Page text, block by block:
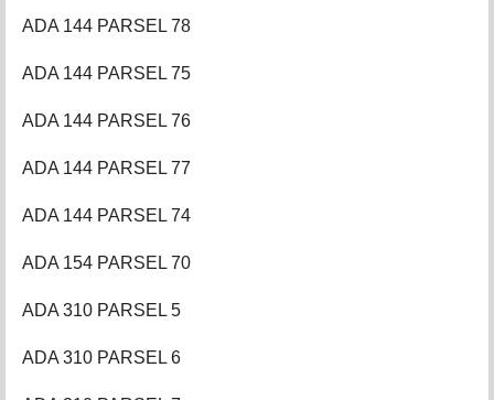
ADA 144 PARSEL 78
ADA 144 PARSEL 75
ADA 144 PARSEL 76
ADA 144 PARSEL 77
ADA 144 PARSEL 74
ADA 154 PARSEL 70
ADA 310 PARSEL 5
ADA 310 PARSEL 6